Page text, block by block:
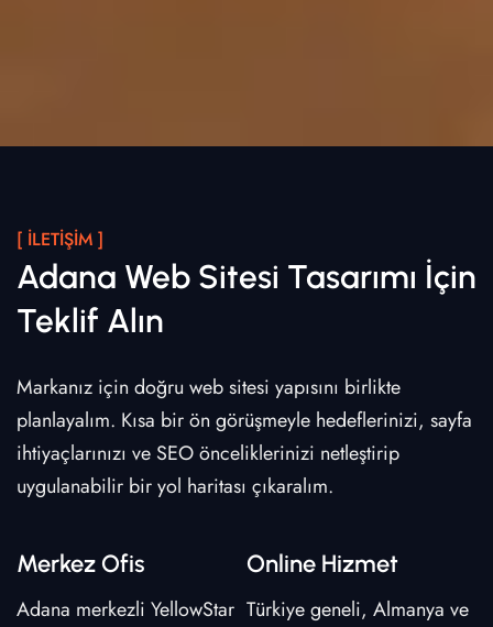
[ İLETIŞIM ]
Adana Web Sitesi Tasarımı İçin
Teklif Alın
Markanız için doğru web sitesi yapısını birlikte
planlayalım. Kısa bir ön görüşmeyle hedeflerinizi, sayfa
ihtiyaçlarınızı ve SEO önceliklerinizi netleştirip
uygulanabilir bir yol haritası çıkaralım.
Merkez Ofis
Adana merkezli YellowStar
Online Hizmet
Türkiye geneli, Almanya ve